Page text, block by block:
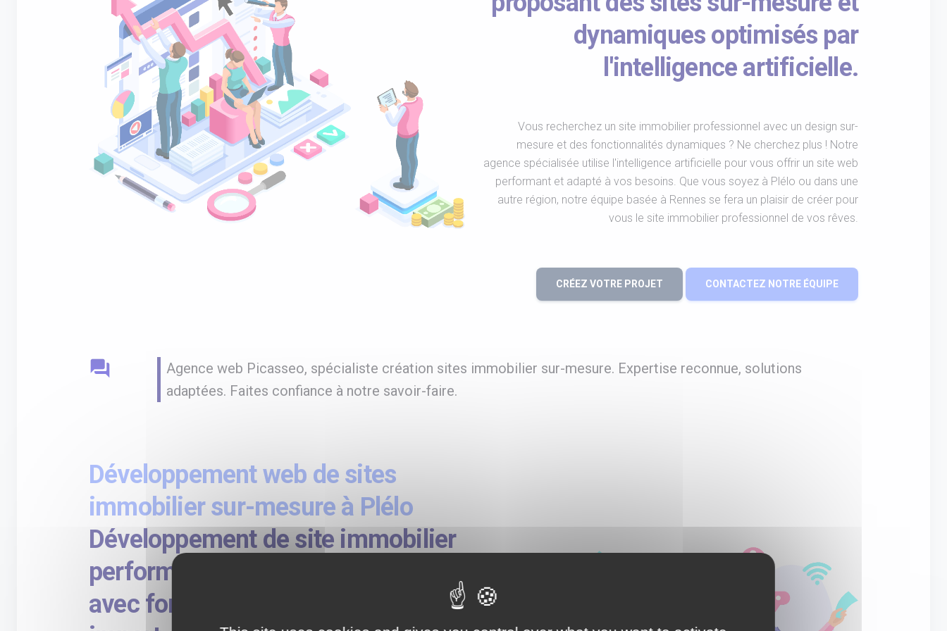
dynamiques optimisés par
l'intelligence artificielle.
Vous recherchez un site immobilier professionnel avec un design sur-
mesure et des fonctionnalités dynamiques ? Ne cherchez plus ! Notre
agence spécialisée utilise l'intelligence artificielle pour vous offrir un site web
performant et adapté à vos besoins. Que vous soyez à Plélo ou dans une
autre région, notre équipe basée à Rennes se fera un plaisir de créer pour
vous le site immobilier professionnel de vos rêves.
CRÉEZ VOTRE PROJET CONTACTEZ NOTRE ÉQUIPE
question_answer
Agence web Picasseo, spécialiste création sites immobilier sur-mesure. Expertise reconnue, solutions
adaptées. Faites confiance à notre savoir-faire.
Développement web de sites
immobilier sur-mesure à Plélo
Développement de site immobilier
performant pour professionnels
avec fonctionnalités avancées,